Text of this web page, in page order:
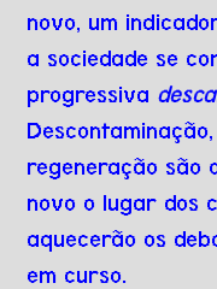
novo, um
a sociedade se
progressiva
regeneração são
novo o lugar dos
aquecerão os
em curso.